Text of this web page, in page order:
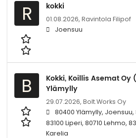
R kokki
01.08.2026, Ravintola Filipof
Joensuu
B
Kokki, Koillis Asemat Oy
Ylämylly
29.07.2026, Bolt.Works Oy
80400 Ylämylly,
83100 Liperi, 80710 Lehmo,
Karelia